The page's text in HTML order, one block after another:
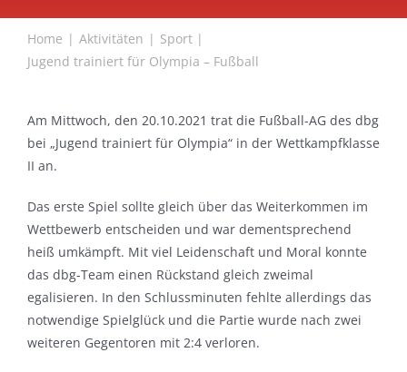
Home Aktivitäten
Sport
Jugend trainiert für Olympia – Fußball
Am Mittwoch, den 20.10.2021 trat die Fußball-AG des dbg
bei „Jugend trainiert für Olympia“ in der Wettkampfklasse
II an.
Das erste Spiel sollte gleich über das Weiterkommen im
Wettbewerb entscheiden und war dementsprechend
heiß umkämpft. Mit viel Leidenschaft und Moral konnte
das dbg-Team einen Rückstand gleich zweimal
egalisieren. In den Schlussminuten fehlte allerdings das
notwendige Spielglück und die Partie wurde nach zwei
weiteren Gegentoren mit 2:4 verloren.